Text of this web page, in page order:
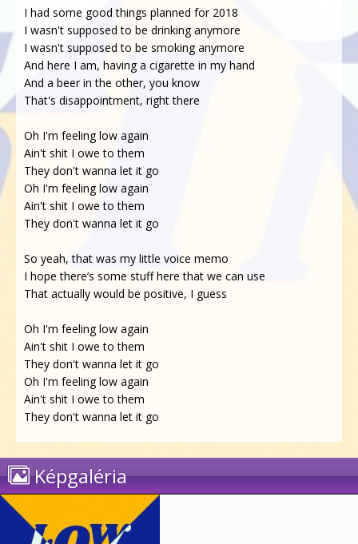
I had some good things planned for 2018
I wasn't supposed to be drinking anymore
I wasn't supposed to be smoking anymore
And here I am, having a cigarette in my hand
And a beer in the other, you know
That's disappointment, right there
Oh I'm feeling low again
Ain't shit I owe to them
They don't wanna let it go
Oh I'm feeling low again
Ain't shit I owe to them
They don't wanna let it go
So yeah, that was my little voice memo
I hope therе’s some stuff here that wе can use
That actually would be positive, I guess
Oh I'm feeling low again
Ain't shit I owe to them
They don't wanna let it go
Oh I'm feeling low again
Ain't shit I owe to them
They don't wanna let it go
Képgaléria